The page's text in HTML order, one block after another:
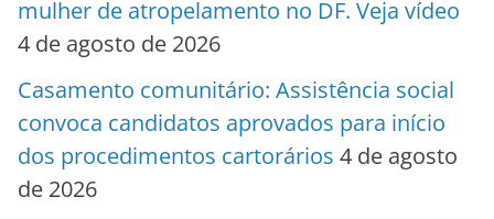
mulher de atropelamento no DF. Veja vídeo
4 de agosto de 2026
Casamento comunitário: Assistência social
convoca candidatos aprovados para início
dos procedimentos cartorários 4 de agosto
de 2026